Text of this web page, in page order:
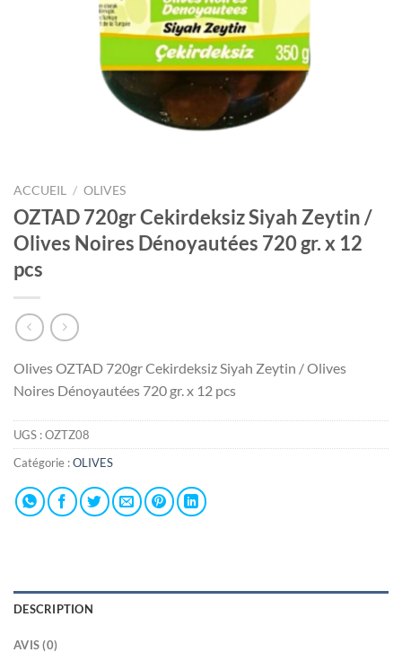
ACCUEIL / OLIVES
OZTAD 720gr Cekirdeksiz Siyah Zeytin /
Olives Noires Dénoyautées 720 gr. x 12
pcs
Olives OZTAD 720gr Cekirdeksiz Siyah Zeytin / Olives
Noires Dénoyautées 720 gr. x 12 pcs
UGS :OZTZ08
Catégorie :OLIVES
DESCRIPTION
AVIS (0)